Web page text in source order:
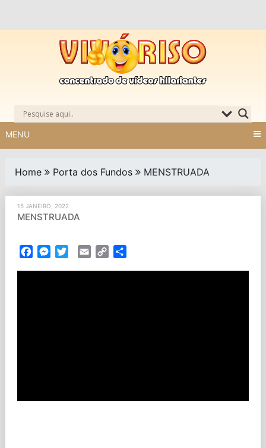
MENU
Home Porta dos Fundos MENSTRUADA
15 JANEIRO, 2022
MENSTRUADA
FacebookMessenger
TwitterEmail Copy